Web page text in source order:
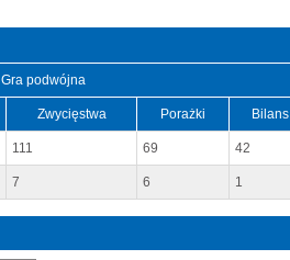
Gra podwójna
Zwycięstwa Porażki Bilans
111 69 42
7 6 1